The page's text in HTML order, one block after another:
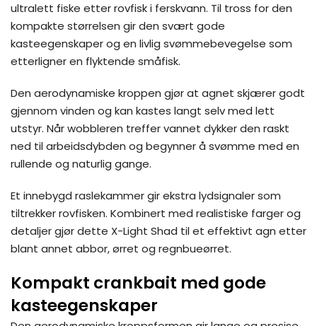
ultralett fiske etter rovfisk i ferskvann. Til tross for den
kompakte størrelsen gir den svært gode
kasteegenskaper og en livlig svømmebevegelse som
etterligner en flyktende småfisk.
Den aerodynamiske kroppen gjør at agnet skjærer godt
gjennom vinden og kan kastes langt selv med lett
utstyr. Når wobbleren treffer vannet dykker den raskt
ned til arbeidsdybden og begynner å svømme med en
rullende og naturlig gange.
Et innebygd raslekammer gir ekstra lydsignaler som
tiltrekker rovfisken. Kombinert med realistiske farger og
detaljer gjør dette X-Light Shad til et effektivt agn etter
blant annet abbor, ørret og regnbueørret.
Kompakt crankbait med gode
kasteegenskaper